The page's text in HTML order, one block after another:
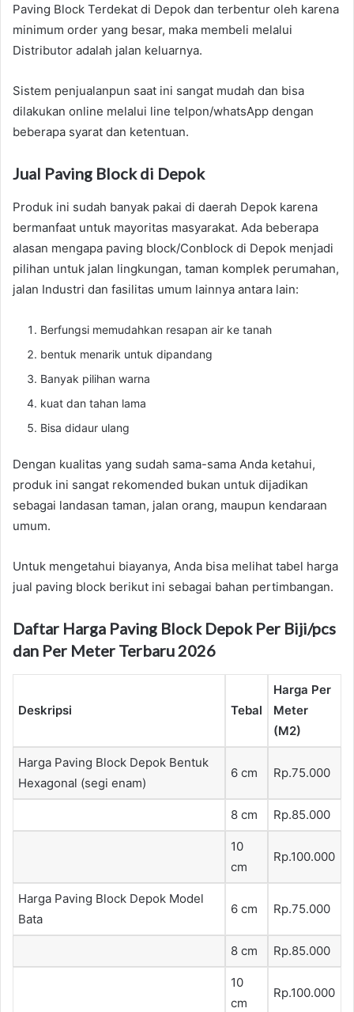
Paving Block Terdekat di Depok dan terbentur oleh karena
minimum order yang besar, maka membeli melalui
Distributor adalah jalan keluarnya.
Sistem penjualanpun saat ini sangat mudah dan bisa
dilakukan online melalui line telpon/whatsApp dengan
beberapa syarat dan ketentuan.
Jual Paving Block di Depok
Produk ini sudah banyak pakai di daerah Depok karena
bermanfaat untuk mayoritas masyarakat. Ada beberapa
alasan mengapa paving block/Conblock di Depok menjadi
pilihan untuk jalan lingkungan, taman komplek perumahan,
jalan Industri dan fasilitas umum lainnya antara lain:
Berfungsi memudahkan resapan air ke tanah
bentuk menarik untuk dipandang
Banyak pilihan warna
kuat dan tahan lama
Bisa didaur ulang
Dengan kualitas yang sudah sama-sama Anda ketahui,
produk ini sangat rekomended bukan untuk dijadikan
sebagai landasan taman, jalan orang, maupun kendaraan
umum.
Untuk mengetahui biayanya, Anda bisa melihat tabel harga
jual paving block berikut ini sebagai bahan pertimbangan.
Daftar Harga Paving Block Depok Per Biji/pcs
dan Per Meter Terbaru 2026
Deskripsi Tebal
Harga Per
Meter
(M2)
Harga Paving Block Depok Bentuk
Hexagonal (segi enam)
6 cm Rp.75.000
8 cm Rp.85.000
10
cm
Rp.100.000
Harga Paving Block Depok Model
Bata
6 cm Rp.75.000
8 cm Rp.85.000
10
cm
Rp.100.000